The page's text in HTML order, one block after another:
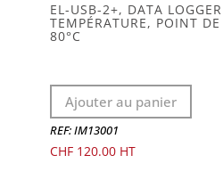
EL-USB-2+, DATA
TEMPÉRATURE, POINT
80°C
Ajouter au panier
REF: IM13001
CHF120.00